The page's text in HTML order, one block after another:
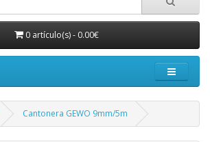
0 artículo(s) - 0.00€
Cantonera GEWO 9mm/5m